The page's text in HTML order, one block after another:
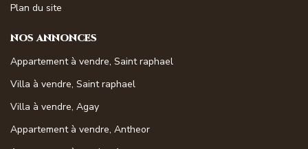
Plan du site
NOS ANNONCES
Appartement à vendre, Saint raphael
Villa à vendre, Saint raphael
Villa à vendre, Agay
Appartement à vendre, Antheor